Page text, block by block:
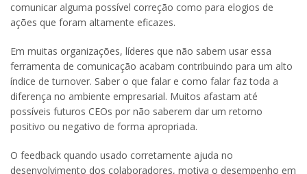
comunicar alguma possível correção como para elogios de
ações que foram altamente eficazes.
Em muitas organizações, líderes que não sabem usar essa
ferramenta de comunicação acabam contribuindo para um alto
índice de turnover. Saber o que falar e como falar faz toda a
diferença no ambiente empresarial. Muitos afastam até
possíveis futuros CEOs por não saberem dar um retorno
positivo ou negativo de forma apropriada.
O feedback quando usado corretamente ajuda no
desenvolvimento dos colaboradores, motiva o desempenho em